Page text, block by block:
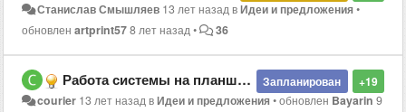
Станислав Смышляев 13 лет назадвИдеи и предложения•
обновлен artprint578 лет назад• 36
+19
Запланирован
Работа системы на планшете
courier 13 лет назадвИдеи и предложения•обновлен Bayarin 9